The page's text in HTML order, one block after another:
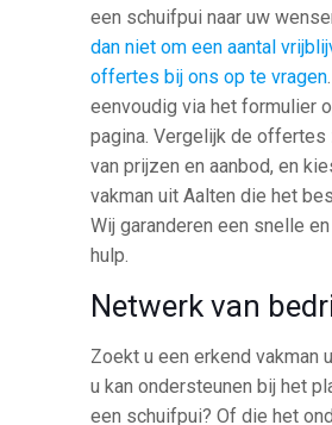
een schuifpui naar uw
dan niet om een aantal
offertes bij ons op te vragen
eenvoudig via het formulier
pagina. Vergelijk de
van prijzen en aanbod, en
vakman uit Aalten die het
Wij garanderen een snelle
hulp.
Netwerk van
Zoekt u een erkend vakman
u kan ondersteunen bij het
een schuifpui? Of die het